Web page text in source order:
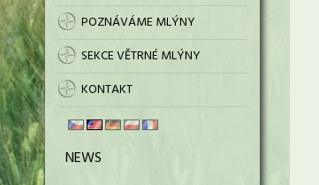
POZNÁVÁME MLÝNY
SEKCE VĚTRNÉ MLÝNY
KONTAKT
NEWS